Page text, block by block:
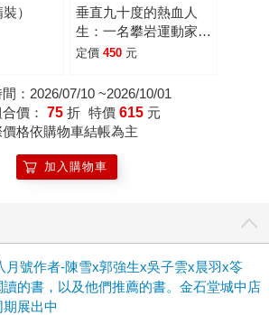
）
垂直九十度的熱血人
生：一名攀岩運動家挑
戰耐力、置身危險、超
定價 450 元
：2026/07/10 ~2026/10/01
價： 75 折 特價 615 元
格依購物車結帳為主
加入購物車
月號作者-陳雪x郭強生x吳子雲x晨羽x笭
的書，以及他們推薦的書。金石堂城中店
展出中